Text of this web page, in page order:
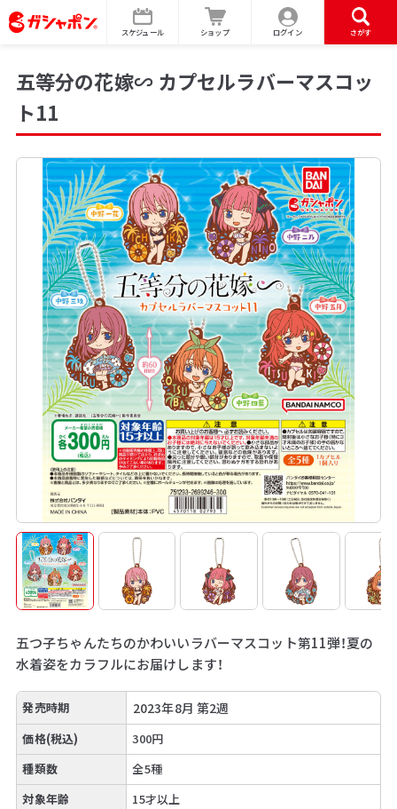
スケジュール ショップ ログイン さがす
五等分の花嫁∽ カプセルラバーマスコッ
ト11
五つ子ちゃんたちのかわいいラバーマスコット第11弾！夏の
水着姿をカラフルにお届けします！
発売時期 2023年8月 第2週
価格(税込)
300円
種類数
全5種
対象年齢
15才以上